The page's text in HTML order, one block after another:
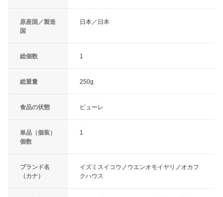
原産国／製造
国
日本／日本
総個数 1
総重量 250g
食品の状態 ピューレ
単品（個装）
個数
1
ブランド名
（カナ）
イズミスイコウノウエンオモイヤリノオカフ
クハウス